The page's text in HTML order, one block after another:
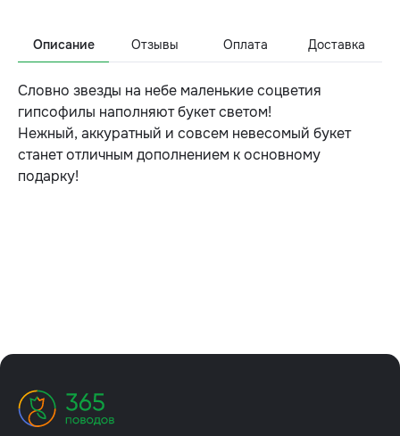
Описание Отзывы Оплата Доставка
Словно звезды на небе маленькие соцветия
гипсофилы наполняют букет светом!
Нежный, аккуратный и совсем невесомый букет
станет отличным дополнением к основному
подарку!